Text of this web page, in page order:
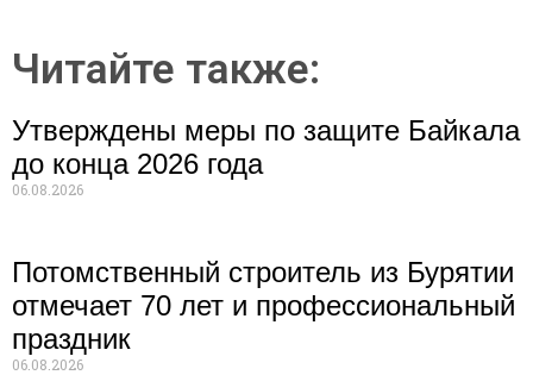
Читайте также:
Утверждены меры по защите Байкала
до конца 2026 года
06.08.2026
Потомственный строитель из Бурятии
отмечает 70 лет и профессиональный
праздник
06.08.2026